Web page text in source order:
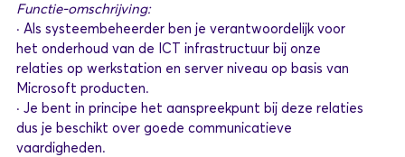
Functie-omschrijving:
· Als systeembeheerder ben je verantwoordelijk voor
het onderhoud van de ICT infrastructuur bij onze
relaties op werkstation en server niveau op basis van
Microsoft producten.
· Je bent in principe het aanspreekpunt bij deze relaties
dus je beschikt over goede communicatieve
vaardigheden.